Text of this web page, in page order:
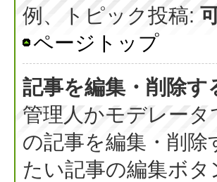
例、トピック投稿:
ページトップ
記事を編集・削除す
管理人かモデレー
の記事を編集・削
たい記事の編集ボ